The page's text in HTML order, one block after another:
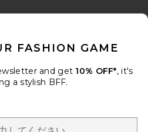
社のニュースレターに登録。いつで
FASHION GAME
and get 10% OFF*, it's
a stylish BFF.